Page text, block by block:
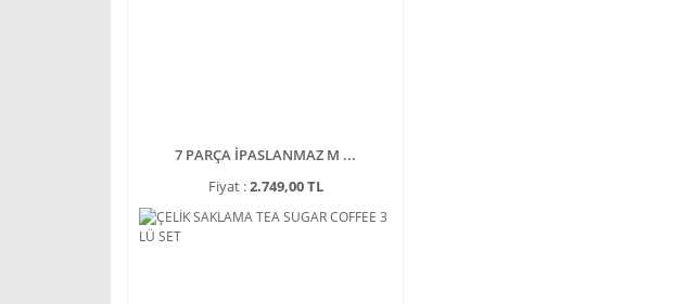
7 PARÇA İPASLANMAZ M ...
Fiyat :2.749,00 TL